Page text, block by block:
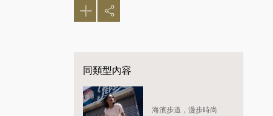
同類型內容
海濱步道，漫步時尚